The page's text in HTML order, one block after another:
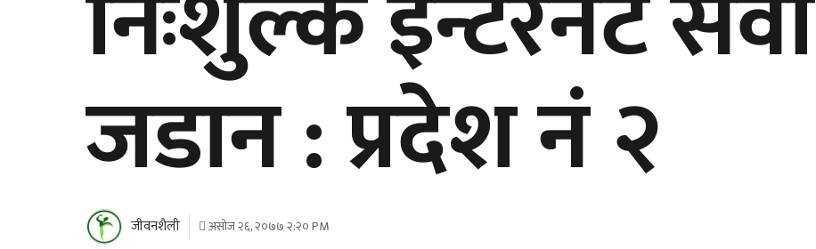
जडान : प्रदेश नं २
जीवनशैली असोज २६, २०७७ २:२० PM